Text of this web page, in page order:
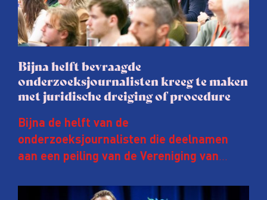
Bijna helft bevraagde
onderzoeksjournalisten kreeg te maken
met juridische dreiging of procedure
Bijna de helft van de
onderzoeksjournalisten die deelnamen
aan een peiling van de Vereniging van
afgelopen twee jaar te maken met